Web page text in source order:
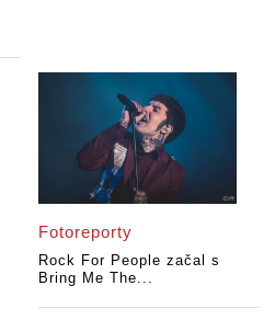
Fotoreporty
Rock For People začal s
Bring Me The...